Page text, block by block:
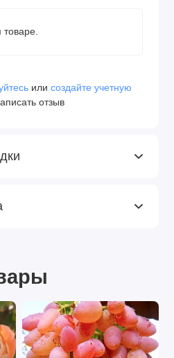
товаре.
или создайте учетную
отзыв